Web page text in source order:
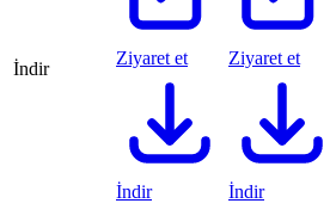
İndir
Ziyaret et
İndir
Ziyaret et
İndir